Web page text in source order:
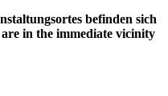
befinden sich
in the immediate vicinity